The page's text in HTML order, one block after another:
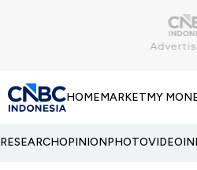
HOMEMARKETMY
RESEARCHOPINIONPHOTOVIDEO